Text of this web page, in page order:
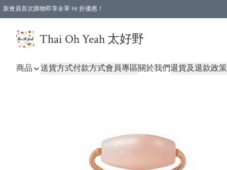
新會員首次購物即享全單 98 折優惠！
Thai Oh Yeah 太好野
商品 送貨方式付款方式會員專區關於我們退貨及退款政策